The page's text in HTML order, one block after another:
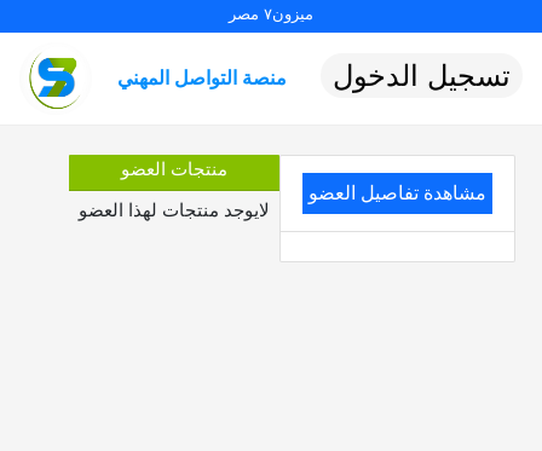
ميزون٧ مصر
منصة التواصل المهني تسجيل الدخول
مشاهدة تفاصيل العضو
منتجات العضو
لايوجد منتجات لهذا العضو